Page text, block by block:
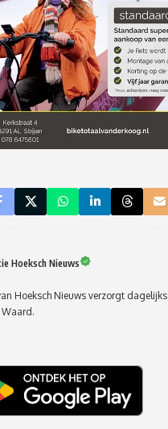
Hoeksch Nieuws
Hoeksch Nieuws verzorgt
Waard.